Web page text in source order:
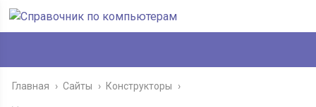
Главная › Сайты › Конструкторы ›